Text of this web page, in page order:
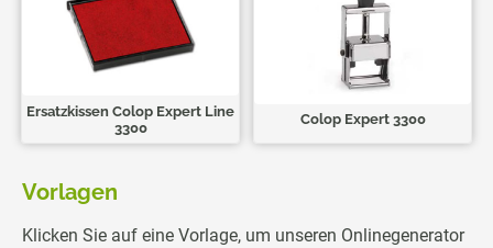
Ersatzkissen Colop Expert Line
3300
Colop Expert 3300
Vorlagen
Klicken Sie auf eine Vorlage, um unseren Onlinegenerator